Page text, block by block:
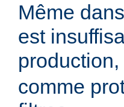
Même
est
comme